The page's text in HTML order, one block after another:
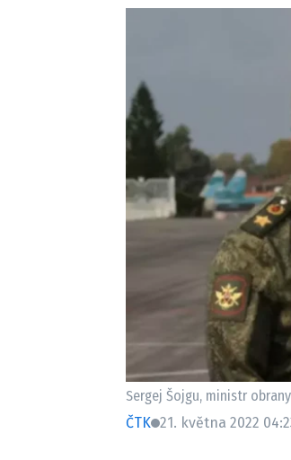
Sergej Šojgu, ministr
ČTK 21. května 2022